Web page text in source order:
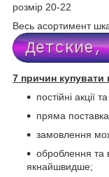
розмір 20-22
Весь асортимент
7 причин купувати
постійні акції
пряма поставка
замовлення
оброблення та
якнайшвидше;